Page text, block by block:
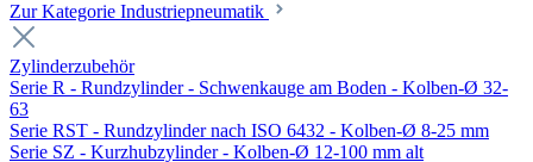
Zur Kategorie Industriepneumatik
Zylinderzubehör
Serie R - Rundzylinder - Schwenkauge am Boden - Kolben-Ø 32-
63
Serie RST - Rundzylinder nach ISO 6432 - Kolben-Ø 8-25 mm
Serie SZ - Kurzhubzylinder - Kolben-Ø 12-100 mm alt